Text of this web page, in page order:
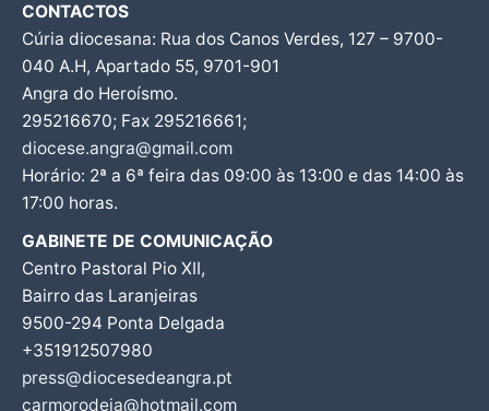
CONTACTOS
Cúria diocesana: Rua dos Canos Verdes, 127 – 9700-
040 A.H, Apartado 55, 9701-901
Angra do Heroísmo.
295216670; Fax 295216661;
diocese.angra@gmail.com
Horário: 2ª a 6ª feira das 09:00 às 13:00 e das 14:00 às
17:00 horas.
GABINETE DE COMUNICAÇÃO
Centro Pastoral Pio XII,
Bairro das Laranjeiras
9500-294 Ponta Delgada
+351912507980
press@diocesedeangra.pt
carmorodeia@hotmail.com